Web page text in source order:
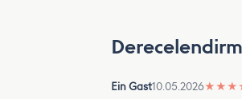
Ein Gast10.05.2026★ ★ ★